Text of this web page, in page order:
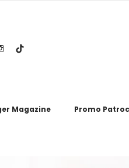
Magazine Promo